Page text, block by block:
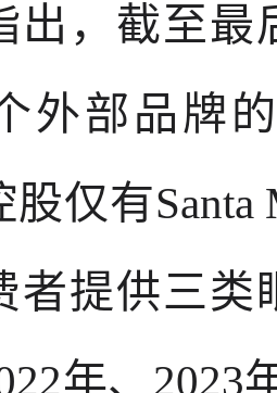
出，截至最
外部品牌
仅有
者提供三
年、2023